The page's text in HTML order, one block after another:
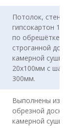
Потолок, стены:
гипсокартон
по обрешётке
строганной
камерной сушки
20х100мм с
300мм.
Выполнены из
обрезной доски
камерной сушки